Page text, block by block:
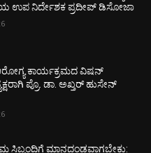
ಉಪ ನಿರ್ದೇಶಕ ಪ್ರದೀಪ್ ಡಿಸೋಜಾ
ಕಾರ್ಯಕ್ರಮದ ವಿಷನ್
ಪ್ರೊ. ಡಾ. ಅಖ್ತರ್ ಹುಸೇನ್
ಸಿಬ್ಬಂದಿಗೆ ಮಾನದಂಡವಾಗಬೇಕು: